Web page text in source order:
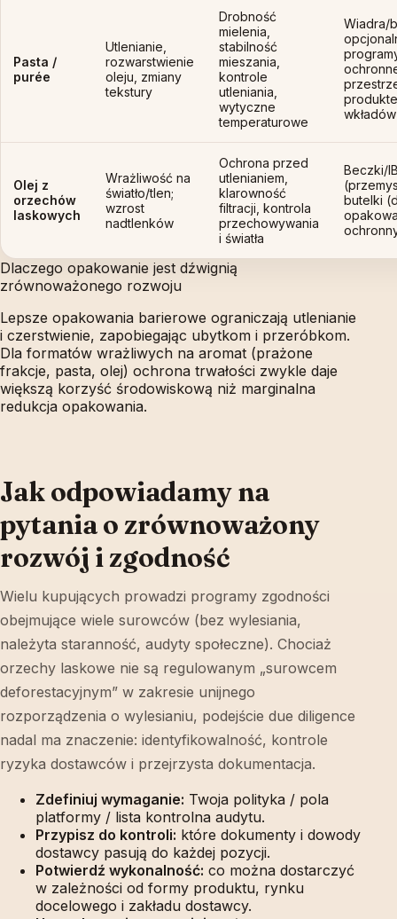
Pasta /
purée
Utlenianie,
rozwarstwienie
oleju, zmiany
tekstury
Drobność
mielenia,
stabilność
mieszania,
kontrole
utleniania,
wytyczne
temperaturowe
Wiadra/
wkładów
Olej z
orzechów
laskowych
Wrażliwość na
światło/tlen;
wzrost
nadtlenków
Ochrona przed
utlenianiem,
klarowność
filtracji, kontrola
przechowywania
i światła
Beczki/
butelki
Dlaczego opakowanie jest dźwignią
zrównoważonego rozwoju
Lepsze opakowania barierowe ograniczają utlenianie
i czerstwienie, zapobiegając ubytkom i przeróbkom.
Dla formatów wrażliwych na aromat (prażone
frakcje, pasta, olej) ochrona trwałości zwykle daje
większą korzyść środowiskową niż marginalna
redukcja opakowania.
Jak odpowiadamy na
pytania o zrównoważony
rozwój i zgodność
Wielu kupujących prowadzi programy zgodności
obejmujące wiele surowców (bez wylesiania,
należyta staranność, audyty społeczne). Chociaż
orzechy laskowe nie są regulowanym „surowcem
deforestacyjnym” w zakresie unijnego
rozporządzenia o wylesianiu, podejście due diligence
nadal ma znaczenie: identyfikowalność, kontrole
ryzyka dostawców i przejrzysta dokumentacja.
Zdefiniuj wymaganie: Twoja polityka / pola
platformy / lista kontrolna audytu.
Przypisz do kontroli: które dokumenty i dowody
dostawcy pasują do każdej pozycji.
Potwierdź wykonalność: co można dostarczyć
w zależności od formy produktu, rynku
docelowego i zakładu dostawcy.